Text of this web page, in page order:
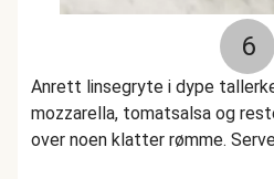
6
Anrett linsegryte i dype
mozzarella, tomatsalsa og
over noen klatter rømme.